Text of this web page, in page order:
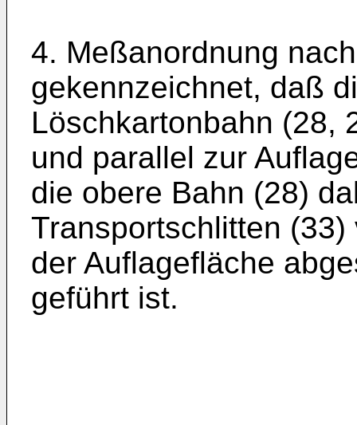
4. Meßanordnung
gekennzeichnet, daß
Löschkartonbahn (28,
und parallel zur
die obere Bahn (28)
Transportschlitten
der Auflagefläche
geführt ist.